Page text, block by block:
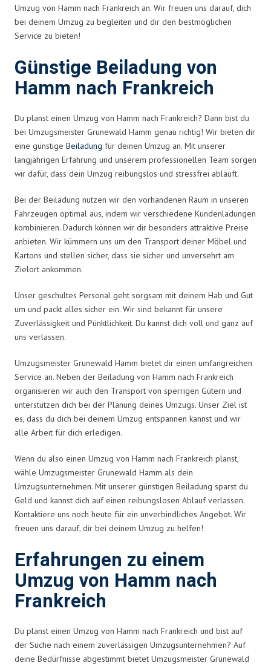
Umzug von Hamm nach Frankreich an. Wir freuen uns darauf, dich
bei deinem Umzug zu begleiten und dir den bestmöglichen
Service zu bieten!
Günstige Beiladung von
Hamm nach Frankreich
Du planst einen Umzug von Hamm nach Frankreich? Dann bist du
bei Umzugsmeister Grunewald Hamm genau richtig! Wir bieten dir
eine günstige Beiladung für deinen Umzug an. Mit unserer
langjährigen Erfahrung und unserem professionellen Team sorgen
wir dafür, dass dein Umzug reibungslos und stressfrei abläuft.
Bei der Beiladung nutzen wir den vorhandenen Raum in unseren
Fahrzeugen optimal aus, indem wir verschiedene Kundenladungen
kombinieren. Dadurch können wir dir besonders attraktive Preise
anbieten. Wir kümmern uns um den Transport deiner Möbel und
Kartons und stellen sicher, dass sie sicher und unversehrt am
Zielort ankommen.
Unser geschultes Personal geht sorgsam mit deinem Hab und Gut
um und packt alles sicher ein. Wir sind bekannt für unsere
Zuverlässigkeit und Pünktlichkeit. Du kannst dich voll und ganz auf
uns verlassen.
Umzugsmeister Grunewald Hamm bietet dir einen umfangreichen
Service an. Neben der Beiladung von Hamm nach Frankreich
organisieren wir auch den Transport von sperrigen Gütern und
unterstützen dich bei der Planung deines Umzugs. Unser Ziel ist
es, dass du dich bei deinem Umzug entspannen kannst und wir
alle Arbeit für dich erledigen.
Wenn du also einen Umzug von Hamm nach Frankreich planst,
wähle Umzugsmeister Grunewald Hamm als dein
Umzugsunternehmen. Mit unserer günstigen Beiladung sparst du
Geld und kannst dich auf einen reibungslosen Ablauf verlassen.
Kontaktiere uns noch heute für ein unverbindliches Angebot. Wir
freuen uns darauf, dir bei deinem Umzug zu helfen!
Erfahrungen zu einem
Umzug von Hamm nach
Frankreich
Du planst einen Umzug von Hamm nach Frankreich und bist auf
der Suche nach einem zuverlässigen Umzugsunternehmen? Auf
deine Bedürfnisse abgestimmt bietet Umzugsmeister Grunewald